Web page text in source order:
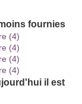
fournies
il est